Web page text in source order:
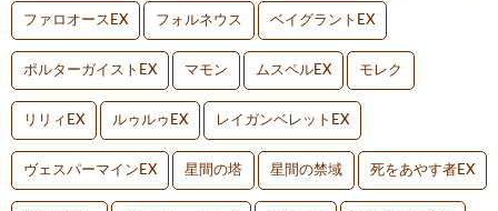
ファロオースEX フォルネウス ベイグラントEX
ポルターガイストEX マモン ムスペルEX モレク
リリィEX ルゥルゥEX レイガンベレットEX
ヴェスパーマインEX 星間の塔 星間の禁域 死をあやす者EX